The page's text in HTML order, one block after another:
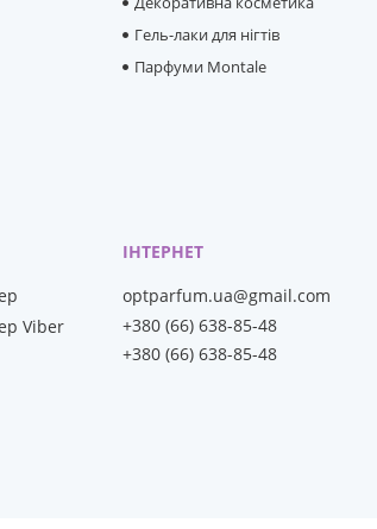
Гель-лаки для нігтів
Парфуми Montale
Viber
optparfum.ua@gmail.com
+380 (66) 638-85-48
+380 (66) 638-85-48